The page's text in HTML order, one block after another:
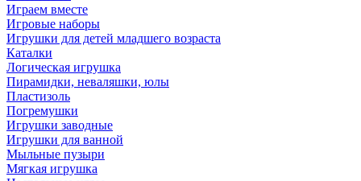
Играем вместе
Игровые наборы
Игрушки для детей младшего возраста
Каталки
Логическая игрушка
Пирамидки, неваляшки, юлы
Пластизоль
Погремушки
Игрушки заводные
Игрушки для ванной
Мыльные пузыри
Мягкая игрушка